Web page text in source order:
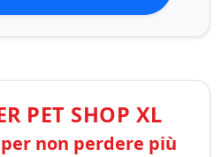
PET SHOP XL
non perdere più